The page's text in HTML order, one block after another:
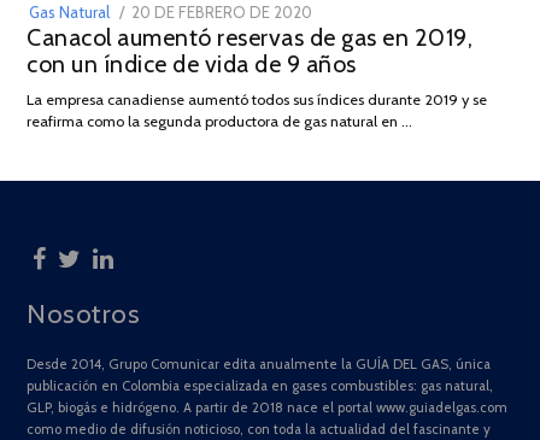
Gas Natural
POSTED
ON
20 DE FEBRERO DE 2020
DE
JULIO
2025
Canacol aumentó reservas de gas en 2019,
con un índice de vida de 9 años
La empresa canadiense aumentó todos sus índices durante 2019 y se
reafirma como la segunda productora de gas natural en …
Nosotros
Desde 2014, Grupo Comunicar edita anualmente la GUÍA DEL GAS, única
publicación en Colombia especializada en gases combustibles: gas natural,
GLP, biogás e hidrógeno. A partir de 2018 nace el portal www.guiadelgas.com
como medio de difusión noticioso, con toda la actualidad del fascinante y